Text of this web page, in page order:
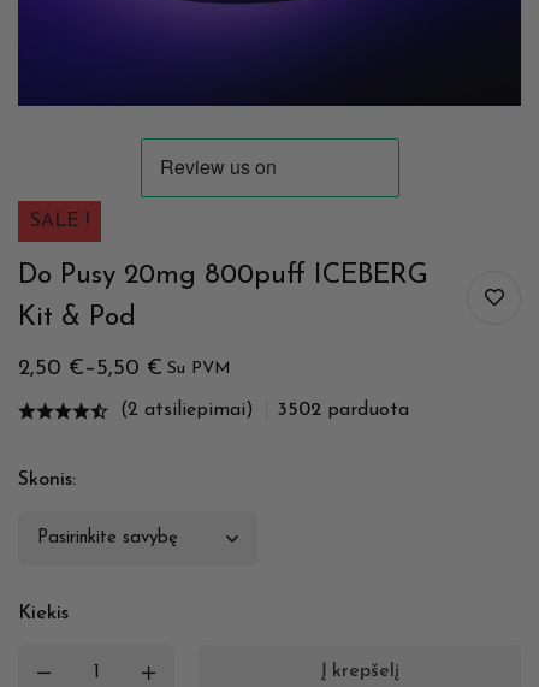
SALE !
Do Pusy 20mg 800puff ICEBERG
Kit & Pod
2,50 €–5,50 € Su PVM
(2 atsiliepimai) 3502 parduota
Skonis:
Kiekis
Į krepšelį